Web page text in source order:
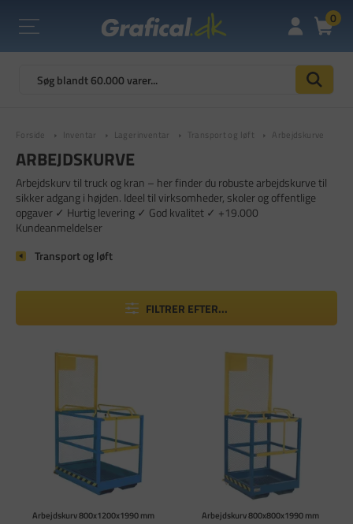
0
Forside Inventar Lagerinventar Transport og løft Arbejdskurve
ARBEJDSKURVE
Arbejdskurv til truck og kran – her finder du robuste arbejdskurve til
sikker adgang i højden. Ideel til virksomheder, skoler og offentlige
opgaver ✓ Hurtig levering ✓ God kvalitet ✓ +19.000
Kundeanmeldelser
Transport og løft
FILTRER EFTER...
Arbejdskurv 800x1200x1990 mm Arbejdskurv 800x800x1990 mm